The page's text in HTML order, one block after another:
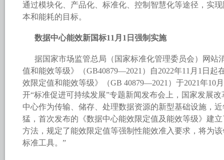
通过模块化、产品化、标准化、控制智慧化等途径，实
本和能耗的目标。
数据中心能效新国标11月1日强制实施
据国家市场监管总局（国家标准化管理委员会）网站
值和能效等级》（GB40879—2021）自2022年11月1日起
效限定值和能效等级》（GB 40879—2021）于2021年10
开“标准促进可持续发展”专题新闻发布会上，国家发展
中心作为传输、储存、处理数据资源的新型基础设施，
猛，首次发布的《数据中心能效限定值及能效等级》建
方法，规定了能效限定值等强制性能效准入要求，将为
标准工具。”